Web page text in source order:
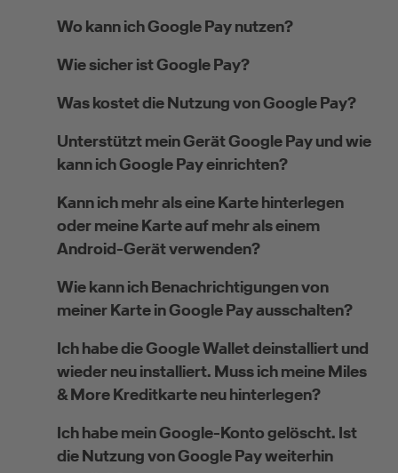
Wo kann ich Google Pay nutzen?
Wie sicher ist Google Pay?
Was kostet die Nutzung von Google Pay?
Unterstützt mein Gerät Google Pay und wie
kann ich Google Pay einrichten?
Kann ich mehr als eine Karte hinterlegen
oder meine Karte auf mehr als einem
Android-Gerät verwenden?
Wie kann ich Benachrichtigungen von
meiner Karte in Google Pay ausschalten?
Ich habe die Google Wallet deinstalliert und
wieder neu installiert. Muss ich meine Miles
& More Kreditkarte neu hinterlegen?
Ich habe mein Google-Konto gelöscht. Ist
die Nutzung von Google Pay weiterhin